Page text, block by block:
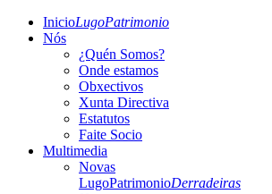
InicioLugoPatrimonio
Nós
¿Quén Somos?
Onde estamos
Obxectivos
Xunta Directiva
Estatutos
Faite Socio
Multimedia
Novas
LugoPatrimonioDerradeiras